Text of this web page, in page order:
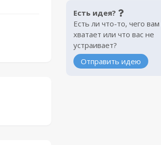
Есть идея?
Есть ли что-то, чего
хватает или что вас не
устраивает?
Отправить идею